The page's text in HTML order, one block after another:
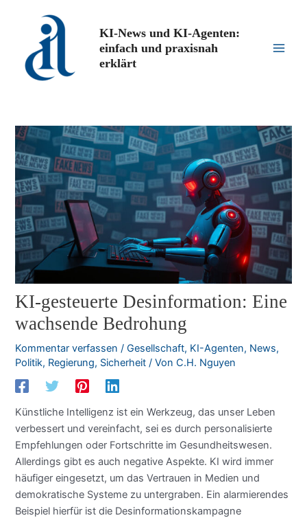
springen
KI-News und KI-Agenten:
einfach und praxisnah
erklärt
KI-gesteuerte Desinformation: Eine
wachsende Bedrohung
Kommentar verfassen /Gesellschaft, KI-Agenten, News,
Politik, Regierung, Sicherheit / VonC.H. Nguyen
Künstliche Intelligenz ist ein Werkzeug, das unser Leben
verbessert und vereinfacht, sei es durch personalisierte
Empfehlungen oder Fortschritte im Gesundheitswesen.
Allerdings gibt es auch negative Aspekte. KI wird immer
häufiger eingesetzt, um das Vertrauen in Medien und
demokratische Systeme zu untergraben. Ein alarmierendes
Beispiel hierfür ist die Desinformationskampagne